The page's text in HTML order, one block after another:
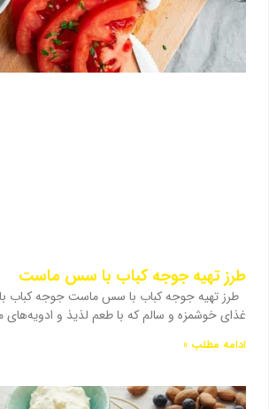
طرز تهیه جوجه کباب با سس ماست
طرز تهیه جوجه کباب با سس ماست جوجه
غذای خوشمزه و سالم که با طعم لذیذ و ادویه‌های
ادامه مطلب »